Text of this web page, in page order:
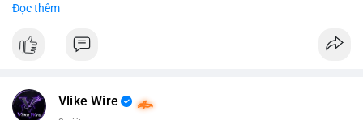
📈 XU HƯỚNG TÌM KIẾM & THẢO LUẬN: Coin trending trên
(CASHCAT), Pudgy Penguins (PENGU) và OVERTAKE (TAKE).
trung của người dùng vào các chủ đề địa phương. Trên
LunarCrush, các chủ đề như Solana, Taylor Swift và UFC 310
Đọc thêm
Vlike Wire